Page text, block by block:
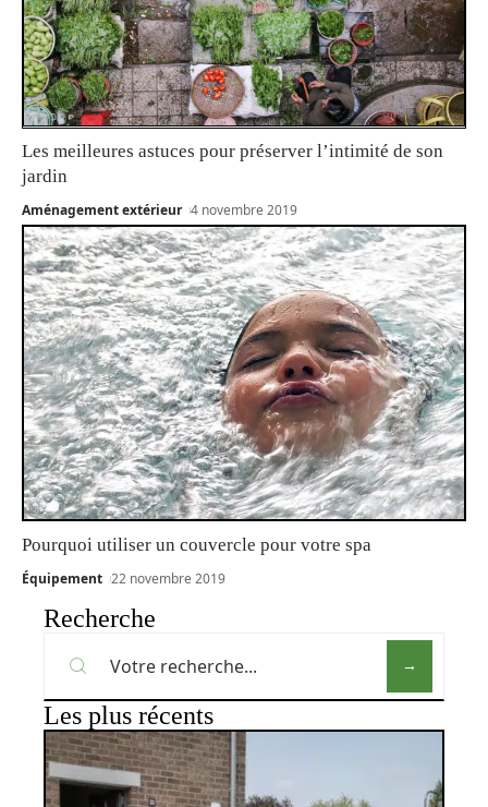
Les meilleures astuces pour préserver l’intimité de son
jardin
Aménagement extérieur 4 novembre 2019
Pourquoi utiliser un couvercle pour votre spa
Équipement 22 novembre 2019
Recherche
Les plus récents